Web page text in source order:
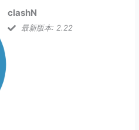
clashN
最新版本: 2.22